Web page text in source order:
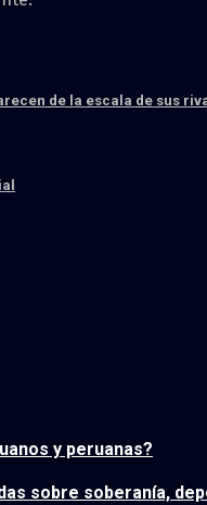
de la escala de sus
y peruanas?
sobre soberanía,